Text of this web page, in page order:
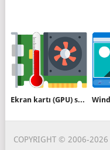
Ekran kartı (GPU) sıcaklığını programsız bulun
COPYRIGHT © 2006-2026